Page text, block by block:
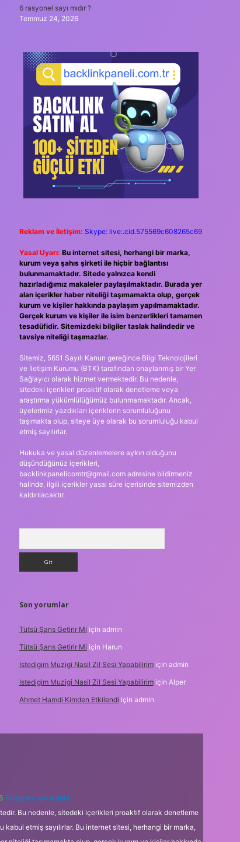
6 rasyonel sayı mıdır ?
Temmuz 24, 2026
Reklam ve İletişim: Skype: live:.cid.575569c608265c69
Yasal Uyarı: Bu internet sitesi, herhangi bir marka,
kurum veya şahıs şirketi ile hiçbir bağlantısı
bulunmamaktadır. Sitede yalnızca kendi
hazırladığımız makaleler paylaşılmaktadır. Burada yer
alan içerikler haber niteliği taşımamakta olup, gerçek
kurum ve kişiler hakkında paylaşım yapılmamaktadır.
Gerçek kurum ve kişiler ile isim benzerlikleri tamamen
tesadüfidir. Sitemizdeki bilgiler taslak halindedir ve
tavsiye niteliği taşımazlar.
Sitemiz, 5651 Sayılı Kanun gereğince Bilgi Teknolojileri
ve İletişim Kurumu (BTK) tarafından onaylanmış bir Yer
Sağlayıcı olarak hizmet vermektedir. Bu nedenle,
sitedeki içerikleri proaktif olarak denetleme veya
araştırma yükümlülüğümüz bulunmamaktadır. Ancak,
üyelerimiz yazdıkları içeriklerin sorumluluğunu
taşımakta olup, siteye üye olarak bu sorumluluğu kabul
etmiş sayılırlar.
Hukuka ve yasal düzenlemelere aykırı olduğunu
düşündüğünüz içerikleri,
backlinkpanelicomtr@gmail.comadresine bildirmeniz
halinde, ilgili içerikler yasal süre içerisinde sitemizden
kaldırılacaktır.
Son yorumlar
Tütsü Şans Getirir Mi için admin
Tütsü Şans Getirir Mi için Harun
Istedigim Muzigi Nasil Zil Sesi Yapabilirimiçin admin
Istedigim Muzigi Nasil Zil Sesi Yapabilirimiçin Alper
Ahmet Hamdi Kimden Etkilendi için admin
Telegram: @karabul
Bu nedenle, sitedeki içerikleri proaktif olarak denetleme
etmiş sayılırlar. Bu internet sitesi, herhangi bir marka,